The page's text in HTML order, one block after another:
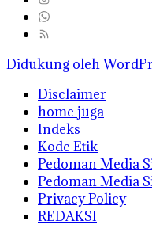
Didukung oleh
Disclaimer
home juga
Indeks
Kode Etik
Pedoman Media
Pedoman Media
Privacy Policy
REDAKSI